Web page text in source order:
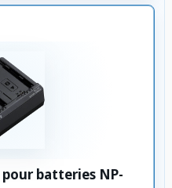
pour batteries NP-